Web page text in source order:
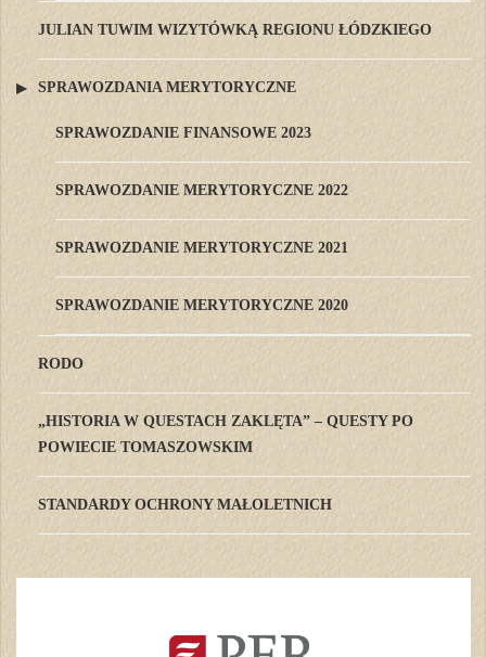
JULIAN TUWIM WIZYTÓWKĄ REGIONU ŁÓDZKIEGO
SPRAWOZDANIA MERYTORYCZNE
SPRAWOZDANIE FINANSOWE 2023
SPRAWOZDANIE MERYTORYCZNE 2022
SPRAWOZDANIE MERYTORYCZNE 2021
SPRAWOZDANIE MERYTORYCZNE 2020
RODO
„HISTORIA W QUESTACH ZAKLĘTA” – QUESTY PO
POWIECIE TOMASZOWSKIM
STANDARDY OCHRONY MAŁOLETNICH